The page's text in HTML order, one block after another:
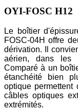
OYI-FOSC H12
Le boîtier
FOSC-04H offre
dérivation. Il
aérien, dans les
Comparé à un
étanchéité bien
optique permettent
câbles optiques
extrémités.